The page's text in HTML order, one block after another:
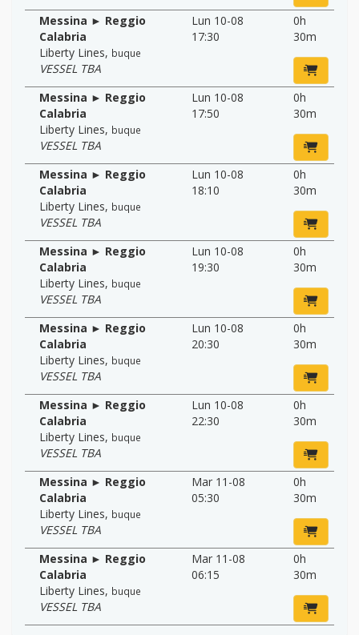
Messina ► Reggio
Calabria
Liberty Lines, buque
VESSEL TBA
Lun 10-08
17:30
0h
30m
Messina ► Reggio
Calabria
Liberty Lines, buque
VESSEL TBA
Lun 10-08
17:50
0h
30m
Messina ► Reggio
Calabria
Liberty Lines, buque
VESSEL TBA
Lun 10-08
18:10
0h
30m
Messina ► Reggio
Calabria
Liberty Lines, buque
VESSEL TBA
Lun 10-08
19:30
0h
30m
Messina ► Reggio
Calabria
Liberty Lines, buque
VESSEL TBA
Lun 10-08
20:30
0h
30m
Messina ► Reggio
Calabria
Liberty Lines, buque
VESSEL TBA
Lun 10-08
22:30
0h
30m
Messina ► Reggio
Calabria
Liberty Lines, buque
VESSEL TBA
Mar 11-08
05:30
0h
30m
Messina ► Reggio
Calabria
Liberty Lines, buque
VESSEL TBA
Mar 11-08
06:15
0h
30m